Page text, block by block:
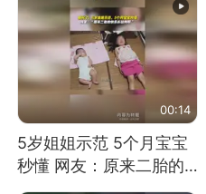
00:14
5岁姐姐示范 5个月宝宝
秒懂 网友：原来二胎的
快乐长这样